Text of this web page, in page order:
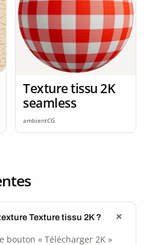
Texture tissu 2K
seamless
ambientCG
Texture tissu 2K ?
bouton « Télécharger 2K »